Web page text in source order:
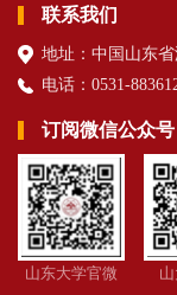
联系我们
地址：中国山东
电话：0531-
订阅微信公众号
山东大学官微